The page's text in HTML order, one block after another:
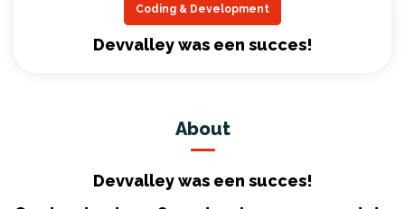
Coding & Development
Devvalley was een succes!
About
Devvalley was een succes!